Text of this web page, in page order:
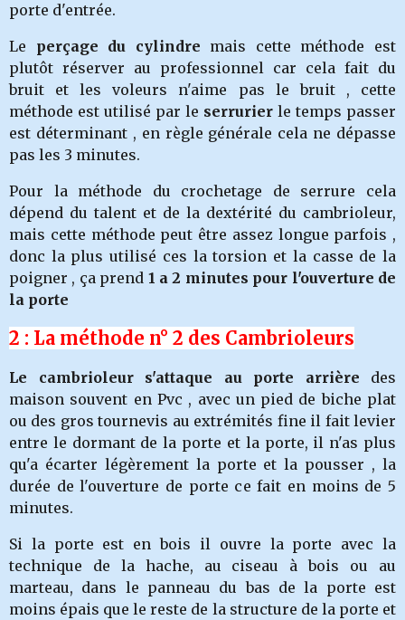
porte d'entrée.
Le perçage du cylindre mais cette méthode est
plutôt réserver au professionnel car cela fait du
bruit et les voleurs n'aime pas le bruit , cette
méthode est utilisé par le serrurier le temps passer
est déterminant , en règle générale cela ne dépasse
pas les 3 minutes.
Pour la méthode du crochetage de serrure cela
dépend du talent et de la dextérité du cambrioleur,
mais cette méthode peut être assez longue parfois ,
donc la plus utilisé ces la torsion et la casse de la
poigner , ça prend 1 a 2 minutes pour l'ouverture de
la porte
2 : La méthode n° 2 des Cambrioleurs
Le cambrioleur s'attaque au porte arrière des
maison souvent en Pvc , avec un pied de biche plat
ou des gros tournevis au extrémités fine il fait levier
entre le dormant de la porte et la porte, il n'as plus
qu'a écarter légèrement la porte et la pousser , la
durée de l'ouverture de porte ce fait en moins de 5
minutes.
Si la porte est en bois il ouvre la porte avec la
technique de la hache, au ciseau à bois ou au
marteau, dans le panneau du bas de la porte est
moins épais que le reste de la structure de la porte et